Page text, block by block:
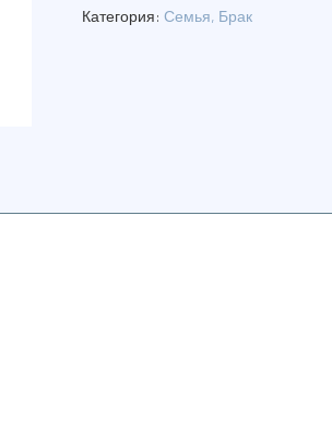
ЖИЗНЬ
Категория: Семья, Брак